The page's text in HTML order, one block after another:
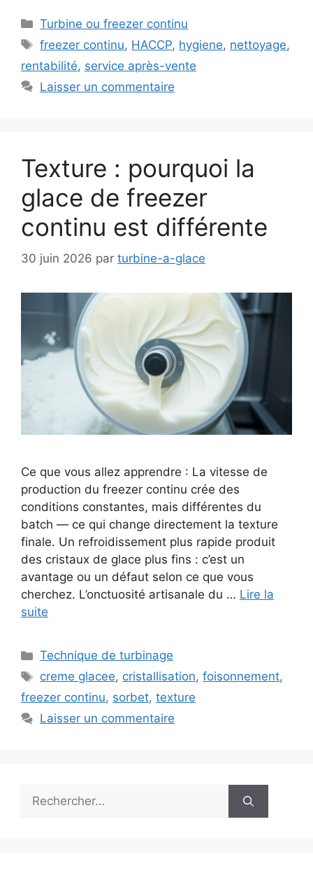
Catégories
Turbine ou freezer continu
Étiquettes
freezer continu, HACCP, hygiene, nettoyage,
rentabilité, service après-vente
Laisser un commentaire
Texture : pourquoi la
glace de freezer
continu est différente
30 juin 2026 par turbine-a-glace
Ce que vous allez apprendre : La vitesse de
production du freezer continu crée des
conditions constantes, mais différentes du
batch — ce qui change directement la texture
finale. Un refroidissement plus rapide produit
des cristaux de glace plus fins : c’est un
avantage ou un défaut selon ce que vous
cherchez. L’onctuosité artisanale du … Lire la
suite
Catégories
Technique de turbinage
Étiquettes
creme glacee, cristallisation,foisonnement,
freezer continu, sorbet, texture
Laisser un commentaire
Rechercher :